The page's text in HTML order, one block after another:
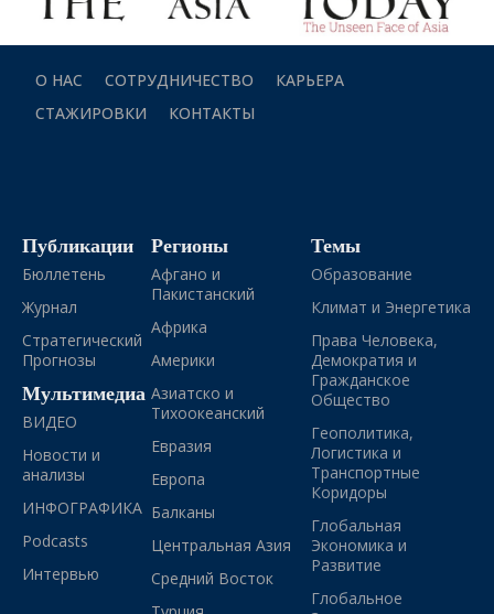
О НАС СОТРУДНИЧЕСТВО
КАРЬЕРА
СТАЖИРОВКИ
КОНТАКТЫ
Публикации
Бюллетень
Журнал
Стратегический
Прогнозы
Мультимедиа
ВИДЕО
Новости и
анализы
ИНФОГРАФИКА
Podcasts
Интервью
Регионы
Афгано и
Пакистанский
Африка
Америки
Азиатско и
Тихоокеанский
Евразия
Европа
Балканы
Центральная Азия
Средний Восток
Темы
Образование
Климат и Энергетика
Права Человека,
Демократия и
Гражданское
Общество
Геополитика,
Логистика и
Транспортные
Коридоры
Глобальная
Экономика и
Развитие
Глобальное